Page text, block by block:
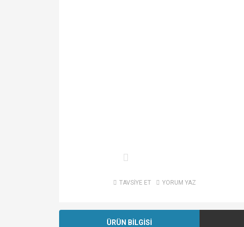
TAVSİYE ET YORUM YAZ
ÜRÜN BİLGİSİ